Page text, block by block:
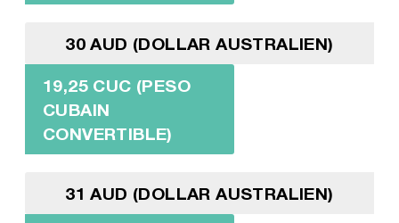
30 AUD (DOLLAR AUSTRALIEN)
19,25 CUC (PESO
CUBAIN
CONVERTIBLE)
31 AUD (DOLLAR AUSTRALIEN)